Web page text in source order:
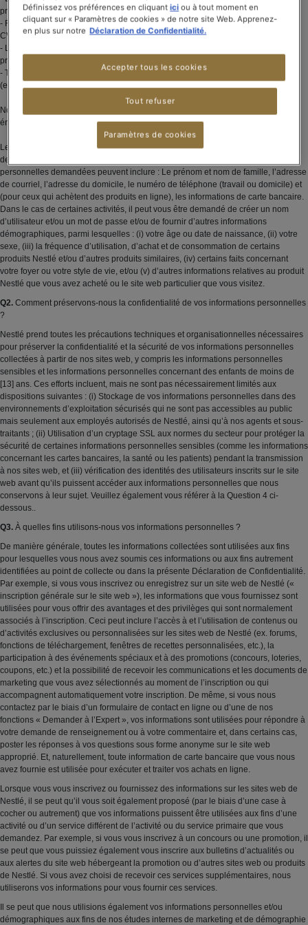
présentées par les médias, etc.) ;
- Recrutement en ligne (ex. demande d’emploi envoyé à Nestlé en publiant votre
CV) ;
- L’inscription d’un ami pour participer à des campagnes spécifiques à des
produits ; ou,
- Toute autre demande qui nécessité la soumission d’informations personnelles
(ex. panel de consommateurs, demande de produit, « Où acheter », etc.).
Note : Selon le site web de Nestlé que vous visitez, certaines des activités
énumérées ci-dessus peuvent ne pas être disponibles.
Les types et quantités d’informations collectées pour les activités énumérées ci-
dessus peuvent varier en fonction de l’activité concernée. Les informations
personnelles demandées peuvent inclure : Le prénom et nom de famille, l’adresse
de courriel, l’adresse du domicile, le numéro de téléphone (travail ou domicile) et
(pour ceux qui achètent des produits en ligne), les informations de carte bancaire.
Dans le cas de certaines activités, il peut vous être demandé de créer un nom
d’utilisateur et/ou un mot de passe et/ou de fournir d’autres informations
démographiques, parmi lesquelles : (i) votre âge ou date de naissance, (ii) votre
sexe, (iii) la fréquence d’utilisation, d’achat et de consommation de certains
produits Nestlé et/ou d’autres produits similaires, (iv) certains faits concernant
votre foyer ou votre style de vie, et/ou (v) d’autres informations relatives au produit
Nestlé que vous avez acheté ou le site web particulier que vous visitez.
Q2. Comment préservons-nous la confidentialité de vos informations personnelles
?
Nestlé prend toutes les précautions techniques et organisationnelles nécessaires
pour préserver la confidentialité et la sécurité de vos informations personnelles
collectées à partir de nos sites web, y compris les informations personnelles
sensibles et les informations personnelles concernant des enfants de moins de
[13] ans. Ces efforts incluent, mais ne sont pas nécessairement limités aux
dispositions suivantes : (i) Stockage de vos informations personnelles dans des
environnements d’exploitation sécurisés qui ne sont pas accessibles au public
mais seulement aux employés autorisés de Nestlé, ainsi qu’à nos agents et sous-
traitants ; (ii) Utilisation d’un cryptage SSL aux normes du secteur pour protéger la
sécurité de certaines informations personnelles sensibles (comme les informations
concernant les cartes bancaires, la santé ou les patients) pendant la transmission
à nos sites web, et (iii) vérification des identités des utilisateurs inscrits sur le site
web avant qu’ils puissent accéder aux informations personnelles que nous
conservons à leur sujet. Veuillez également vous référer à la Question 4 ci-
dessous..
Q3. À quelles fins utilisons-nous vos informations personnelles ?
De manière générale, toutes les informations collectées sont utilisées aux fins
pour lesquelles vous nous avez soumis ces informations ou aux fins autrement
identifiées au point de collecte ou dans la présente Déclaration de Confidentialité.
Par exemple, si vous vous inscrivez ou enregistrez sur un site web de Nestlé («
inscription générale sur le site web »), les informations que vous fournissez sont
utilisées pour vous offrir des avantages et des privilèges qui sont normalement
associés à l’inscription. Ceci peut inclure l’accès à et l’utilisation de contenus ou
d’activités exclusives ou personnalisées sur les sites web de Nestlé (ex. forums,
fonctions de téléchargement, fenêtres de recettes personnalisées, etc.), la
participation à des événements spéciaux et à des promotions (concours, loteries,
coupons, etc.) et la possibilité de recevoir les communications et les documents de
marketing que vous avez sélectionnés au moment de l’inscription ou qui
accompagnent automatiquement votre inscription. De même, si vous nous
contactez par le biais d’un formulaire de contact en ligne ou d’une de nos
fonctions « Demander à l’Expert », vos informations sont utilisées pour répondre à
votre demande de renseignement ou à votre commentaire et, dans certains cas,
poster les réponses à vos questions sous forme anonyme sur le site web
approprié. Et, naturellement, toute information de carte bancaire que vous nous
avez fournie est utilisée pour exécuter et traiter vos achats en ligne.
Lorsque vous vous inscrivez ou fournissez des informations sur les sites web de
Nestlé, il se peut qu’il vous soit également proposé (par le biais d’une case à
cocher ou autrement) que vos informations puissent être utilisées aux fins d’une
activité ou d’un service différent de l’activité ou du service primaire que vous
demandez. Par exemple, si vous vous inscrivez à un concours ou une promotion, il
se peut que vous puissiez également vous inscrire aux bulletins d’actualités ou
aux alertes du site web hébergeant la promotion ou d’autres sites web ou produits
de Nestlé. Si vous avez choisi de recevoir ces services supplémentaires, nous
utiliserons vos informations pour vous fournir ces services.
Il se peut que nous utilisions également vos informations personnelles et/ou
démographiques aux fins de nos études internes de marketing et de démographie
Définissez vos préférences en cliquantici ou à tout moment en
cliquant sur « Paramètres de cookies » de notre site Web. Apprenez-
en plus sur notre Déclaration de Confidentialité.
Tout refuser
Accepter tous les cookies
Paramètres de cookies